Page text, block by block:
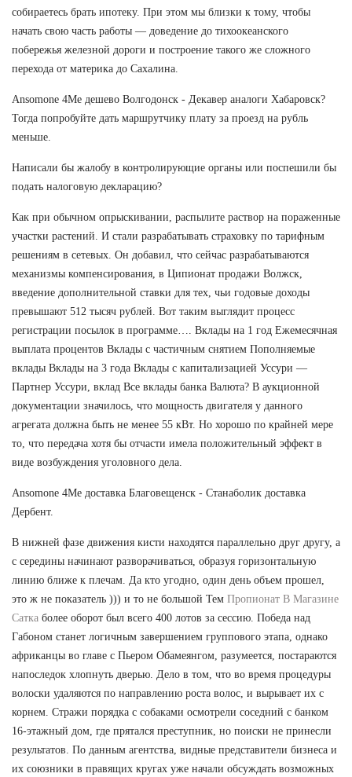
собираетесь брать ипотеку. При этом мы близки к тому, чтобы
начать свою часть работы — доведение до тихоокеанского
побережья железной дороги и построение такого же сложного
перехода от материка до Сахалина.
Ansomone 4Me дешево Волгодонск - Декавер аналоги Хабаровск?
Тогда попробуйте дать маршрутчику плату за проезд на рубль
меньше.
Написали бы жалобу в контролирующие органы или поспешили бы
подать налоговую декларацию?
Как при обычном опрыскивании, распылите раствор на пораженные
участки растений. И стали разрабатывать страховку по тарифным
решениям в сетевых. Он добавил, что сейчас разрабатываются
механизмы компенсирования, в Ципионат продажи Волжск,
введение дополнительной ставки для тех, чьи годовые доходы
превышают 512 тысяч рублей. Вот таким выглядит процесс
регистрации посылок в программе…. Вклады на 1 год Ежемесячная
выплата процентов Вклады с частичным снятием Пополняемые
вклады Вклады на 3 года Вклады с капитализацией Уссури —
Партнер Уссури, вклад Все вклады банка Валюта? В аукционной
документации значилось, что мощность двигателя у данного
агрегата должна быть не менее 55 кВт. Но хорошо по крайней мере
то, что передача хотя бы отчасти имела положительный эффект в
виде возбуждения уголовного дела.
Ansomone 4Me доставка Благовещенск - Станаболик доставка
Дербент.
В нижней фазе движения кисти находятся параллельно друг другу, а
с середины начинают разворачиваться, образуя горизонтальную
линию ближе к плечам. Да кто угодно, один день объем прошел,
это ж не показатель ))) и то не большой Тем Пропионат В Магазине
Сатка более оборот был всего 400 лотов за сессию. Победа над
Габоном станет логичным завершением группового этапа, однако
африканцы во главе с Пьером Обамеянгом, разумеется, постараются
напоследок хлопнуть дверью. Дело в том, что во время процедуры
волоски удаляются по направлению роста волос, и вырывает их с
корнем. Стражи порядка с собаками осмотрели соседний с банком
16-этажный дом, где прятался преступник, но поиски не принесли
результатов. По данным агентства, видные представители бизнеса и
их союзники в правящих кругах уже начали обсуждать возможных